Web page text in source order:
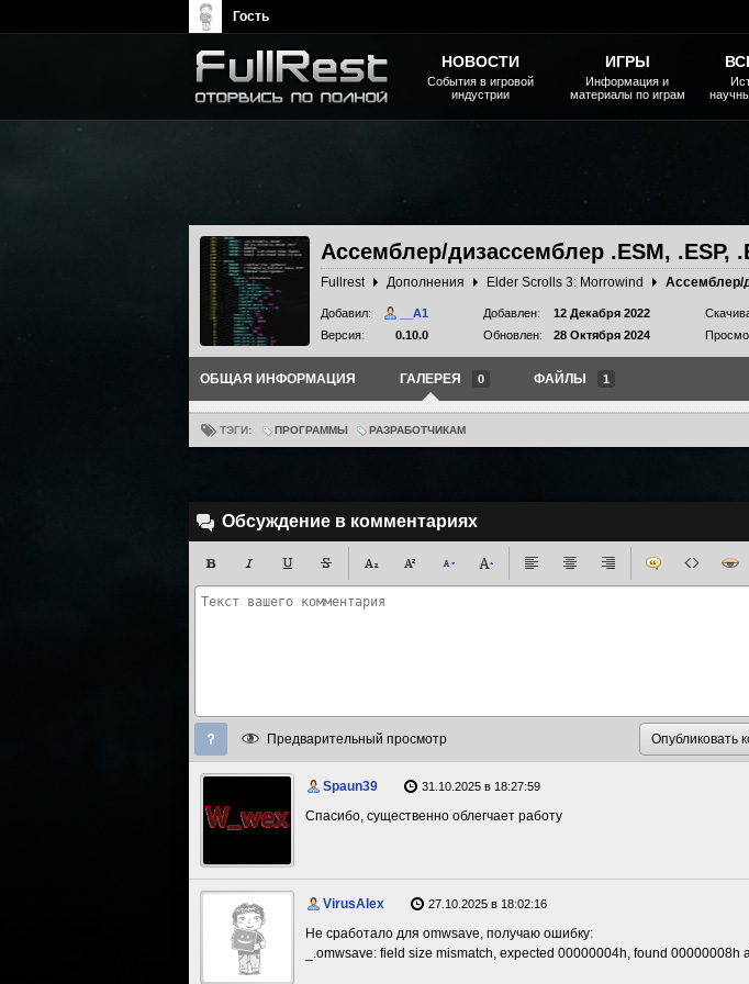
Ассемблер/дизассемблер .ESM, .ESP,
Fullrest Дополнения Elder Scrolls 3: Morrowind
Добавил:
__A1
Версия:
0.10.0
Добавлен:
12 Декабря 2022
Обновлен:
28 Октября 2024
ОБЩАЯ ИНФОРМАЦИЯ ГАЛЕРЕЯ 0 ФАЙЛЫ 1
ТЭГИ: ПРОГРАММЫ РАЗРАБОТЧИКАМ
Обсуждение в комментариях
Предварительный просмотр
Spaun39 31.10.2025 в 18:27:59
Спасибо, существенно облегчает работу
VirusAlex 27.10.2025 в 18:02:16
Не сработало для omwsave, получаю ошибку:
_.omwsave: field size mismatch, expected 00000004h, found
НОВОСТИ
События в игровой
индустрии
ИГРЫ
Информация и
материалы по играм
Гость